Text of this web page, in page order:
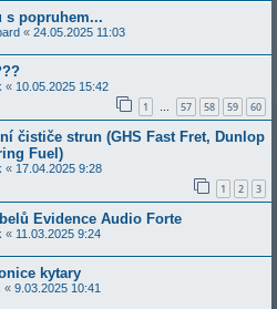
s popruhem...
« 24.05.2025 11:03
« 10.05.2025 15:42
1 … 57 58 59 60
čističe strun (GHS Fast Fret, Dunlop
Fuel)
« 17.04.2025 9:28
1 2 3
Evidence Audio Forte
« 11.03.2025 9:24
kytary
« 9.03.2025 10:41